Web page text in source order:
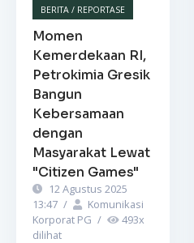
BERITA / REPORTASE
Momen
Kemerdekaan RI,
Petrokimia Gresik
Bangun
Kebersamaan
dengan
Masyarakat Lewat
"Citizen Games"
12 Agustus 2025
13:47 /
Komunikasi
Korporat PG / 493x
dilihat